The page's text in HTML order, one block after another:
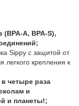
A, BPA-S),
Sippy с защитой от
легкого крепления к
четыре раза
и
и планеты!;